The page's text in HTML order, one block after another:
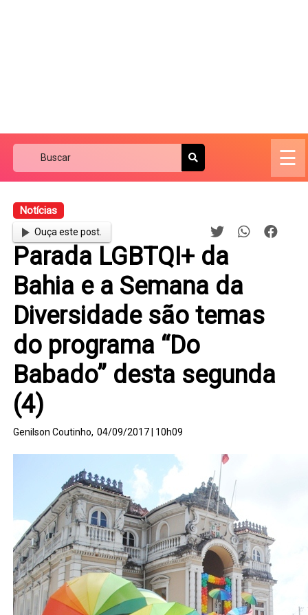
☰
Notícias
Ouça este post.
Parada LGBTQI+ da
Bahia e a Semana da
Diversidade são temas
do programa “Do
Babado” desta segunda
(4)
Genilson Coutinho, 04/09/2017 | 10h09